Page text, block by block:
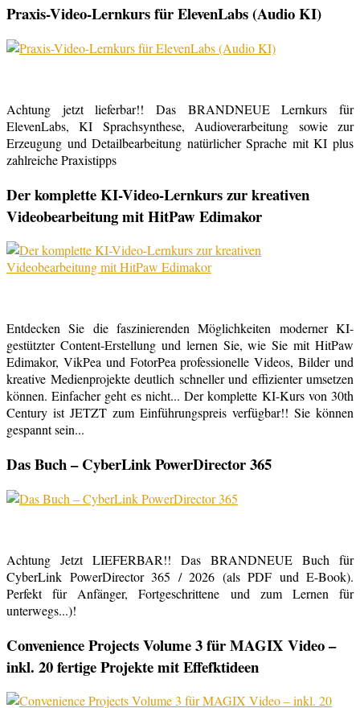
Praxis-Video-Lernkurs für ElevenLabs (Audio KI)
Achtung jetzt lieferbar!! Das BRANDNEUE Lernkurs für
ElevenLabs, KI Sprachsynthese, Audioverarbeitung sowie zur
Erzeugung und Detailbearbeitung natürlicher Sprache mit KI plus
zahlreiche Praxistipps
Der komplette KI-Video-Lernkurs zur kreativen
Videobearbeitung mit HitPaw Edimakor
Entdecken Sie die faszinierenden Möglichkeiten moderner KI-
gestützter Content-Erstellung und lernen Sie, wie Sie mit HitPaw
Edimakor, VikPea und FotorPea professionelle Videos, Bilder und
kreative Medienprojekte deutlich schneller und effizienter umsetzen
können. Einfacher geht es nicht... Der komplette KI-Kurs von 30th
Century ist JETZT zum Einführungspreis verfügbar!! Sie können
gespannt sein...
Das Buch – CyberLink PowerDirector 365
Achtung Jetzt LIEFERBAR!! Das BRANDNEUE Buch für
CyberLink PowerDirector 365 / 2026 (als PDF und E-Book).
Perfekt für Anfänger, Fortgeschrittene und zum Lernen für
unterwegs...)!
Convenience Projects Volume 3 für MAGIX Video –
inkl. 20 fertige Projekte mit Effefktideen